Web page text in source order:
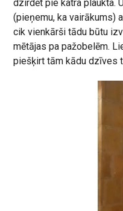
dzirdēt pie katra plaukta.
(pieņemu, ka vairākums)
cik vienkārši tādu būtu
mētājas pa pažobelēm.
piešķirt tām kādu dzīves